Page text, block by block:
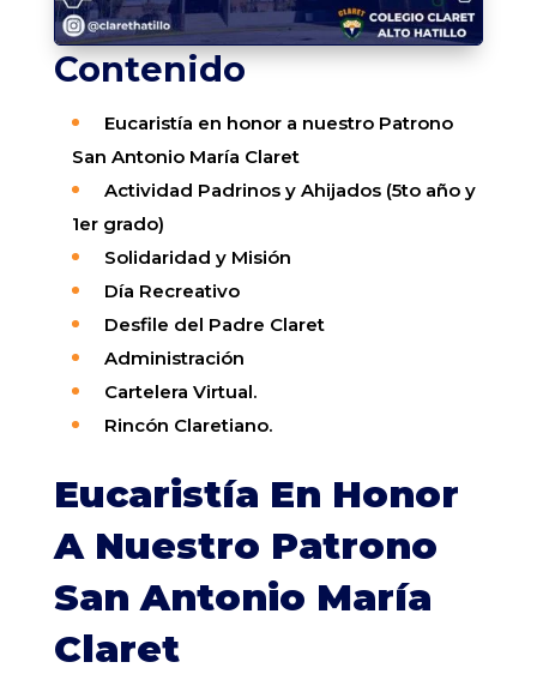
Contenido
Eucaristía en honor a nuestro Patrono
San Antonio María Claret
Actividad Padrinos y Ahijados (5to año y
1er grado)
Solidaridad y Misión
Día Recreativo
Desfile del Padre Claret
Administración
Cartelera Virtual.
Rincón Claretiano.
Eucaristía En Honor
A Nuestro Patrono
San Antonio María
Claret